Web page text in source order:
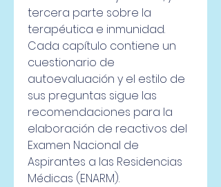
tercera parte sobre la
terapéutica e inmunidad.
Cada capítulo contiene un
cuestionario de
autoevaluación y el estilo de
sus preguntas sigue las
recomendaciones para la
elaboración de reactivos del
Examen Nacional de
Aspirantes a las Residencias
Médicas (ENARM).